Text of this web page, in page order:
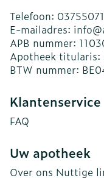
Telefoon:
E-mailadres: info@
APB nummer:
Apotheek titularis:
BTW nummer:
Klantenservice
FAQ
Uw apotheek
Over ons Nuttige